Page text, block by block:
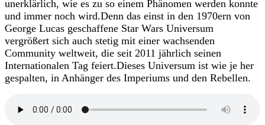
unerklärlich, wie es zu so einem Phänomen werden konnte
und immer noch wird.Denn das einst in den 1970ern von
George Lucas geschaffene Star Wars Universum
vergrößert sich auch stetig mit einer wachsenden
Community weltweit, die seit 2011 jährlich seinen
Internationalen Tag feiert.Dieses Universum ist wie je her
gespalten, in Anhänger des Imperiums und den Rebellen.